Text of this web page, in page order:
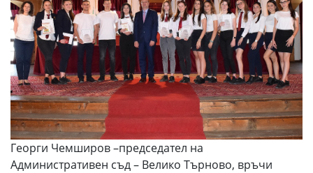
Георги Чемширов –председател на
Административен съд – Велико Търново, връчи